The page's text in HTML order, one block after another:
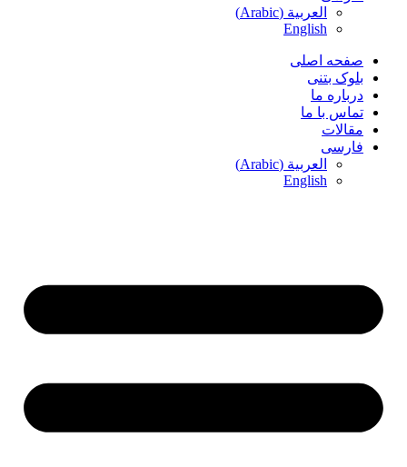
العربية (
Arabic
)
English
صفحه اصلی
بلوک بتنی
درباره ما
تماس با ما
مقالات
فارسی
العربية (
Arabic
)
English